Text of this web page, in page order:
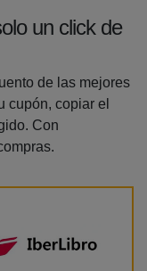
un click de
de las mejores
cupón, copiar el
Con